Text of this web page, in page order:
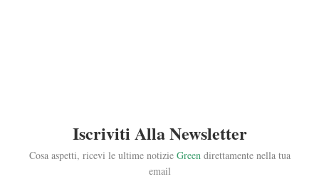
Iscriviti Alla Newsletter
Cosa aspetti, ricevi le ultime notizie Greendirettamente nella tua
email